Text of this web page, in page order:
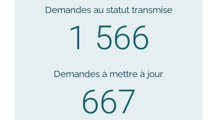
Demandes au statut transmise
1 566
Demandes à mettre à jour
667